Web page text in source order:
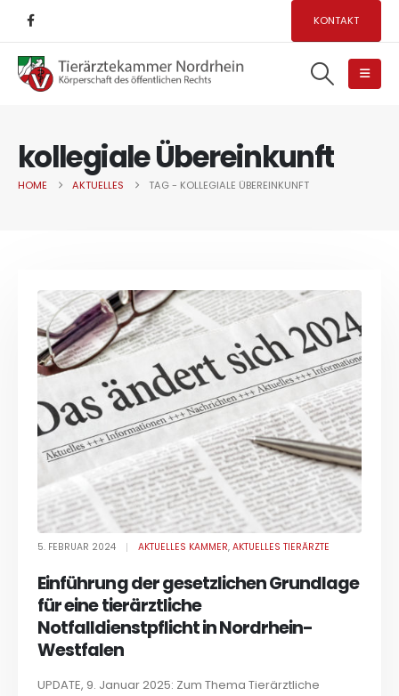
KONTAKT
kollegiale Übereinkunft
HOME AKTUELLES TAG - KOLLEGIALE ÜBEREINKUNFT
5. FEBRUAR 2024 AKTUELLES KAMMER,AKTUELLES TIERÄRZTE
Einführung der gesetzlichen Grundlage
für eine tierärztliche
Notfalldienstpflicht in Nordrhein-
Westfalen
UPDATE, 9. Januar 2025: Zum Thema Tierärztliche